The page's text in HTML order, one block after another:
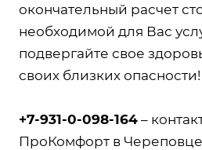
окончательный расчет
необходимой для Вас
подвергайте свое
своих близких опасности!
+7-931-0-098-164 –
ПроКомфорт в